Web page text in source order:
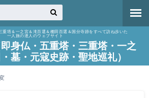
重塔＆一之宮＆滝百選＆棚田百選＆国分寺跡をすべて訪ね歩いた
一人旅の達人のウェブサイト
身仏・五重塔・三重塔・一之
墓・元寇史跡・聖地巡礼）